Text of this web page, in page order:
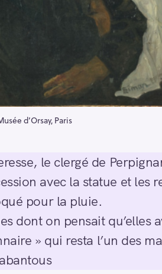
d’Orsay, Paris
le clergé de
avec la statue et les
pour la pluie.
dont on pensait qu’elles
» qui resta l’un des